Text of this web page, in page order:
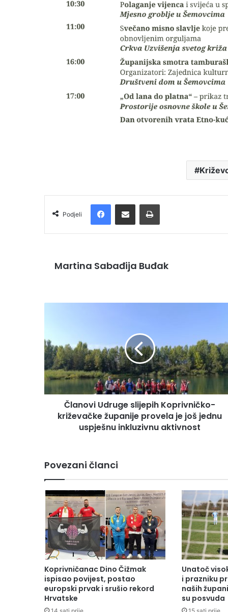
Podjeli
Martina Sabađija Buđak
Članovi Udruge slijepih Koprivničko-
križevačke županije provela je još jednu
uspješnu inkluzivnu aktivnost
Povezani članci
Koprivničanac Dino Čižmak
ispisao povijest, postao
europski prvak i srušio rekord
Hrvatske
Unatoč
i prazniku
naših
su posvuda